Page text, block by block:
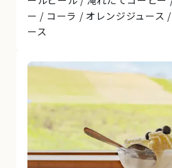
ー / コーラ / オレンジジュース
ース